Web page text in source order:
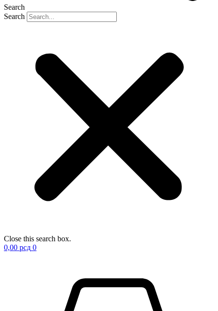
Search
Search
Close this search box.
0,00 рсд 0